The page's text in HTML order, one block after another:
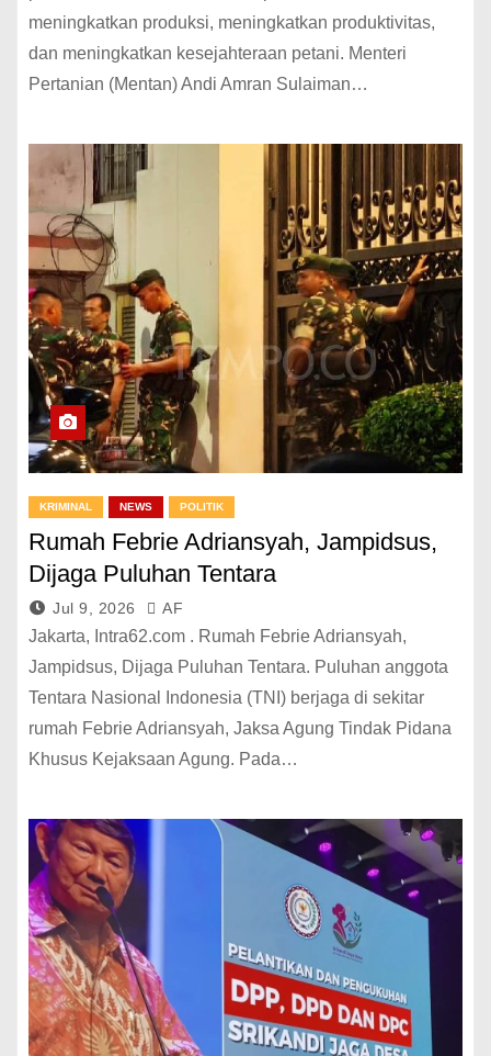
meningkatkan produksi, meningkatkan produktivitas,
dan meningkatkan kesejahteraan petani. Menteri
Pertanian (Mentan) Andi Amran Sulaiman…
KRIMINAL NEWS POLITIK
Rumah Febrie Adriansyah, Jampidsus,
Dijaga Puluhan Tentara
Jul 9, 2026 AF
Jakarta, Intra62.com . Rumah Febrie Adriansyah,
Jampidsus, Dijaga Puluhan Tentara. Puluhan anggota
Tentara Nasional Indonesia (TNI) berjaga di sekitar
rumah Febrie Adriansyah, Jaksa Agung Tindak Pidana
Khusus Kejaksaan Agung. Pada…